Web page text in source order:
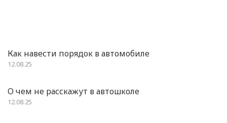
Как навести порядок в автомобиле
12.08.25
О чем не расскажут в автошколе
12.08.25